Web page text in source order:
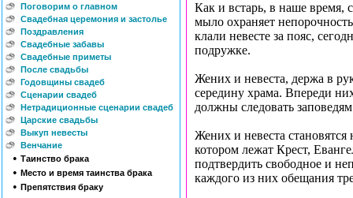
Поговорим о главном
Свадебная церемония и застолье
Поздравления
Свадебные забавы
Свадебные приметы
После свадьбы
Годовщины свадеб
Сценарии свадеб
Нетрадиционные сценарии свадеб
Царские свадьбы
Выкуп невесты
Венчание
• Таинство брака
• Место и время таинства брака
• Препятствия браку
Как и встарь, в наше время,
мыло охраняет
клали невесте за пояс,
подружке.
Жених и невеста, держа в
середину храма. Впереди
должны следовать
Жених и невеста
котором лежат Крест,
подтвердить свободное и
каждого из них обещания